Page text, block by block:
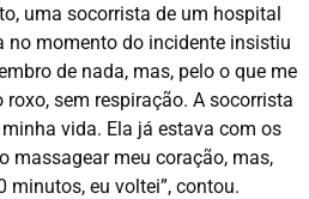
uma socorrista de um hospital
no momento do incidente insistiu
de nada, mas, pelo o que me
sem respiração. A socorrista
vida. Ela já estava com os
massagear meu coração, mas,
minutos, eu voltei”, contou.